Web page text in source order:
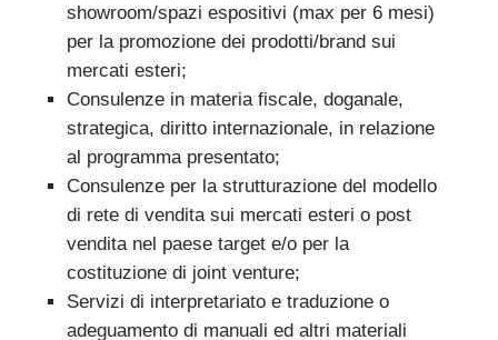
showroom/spazi espositivi (max per 6 mesi)
per la promozione dei prodotti/brand sui
mercati esteri;
Consulenze in materia fiscale, doganale,
strategica, diritto internazionale, in relazione
al programma presentato;
Consulenze per la strutturazione del modello
di rete di vendita sui mercati esteri o post
vendita nel paese target e/o per la
costituzione di joint venture;
Servizi di interpretariato e traduzione o
adeguamento di manuali ed altri materiali